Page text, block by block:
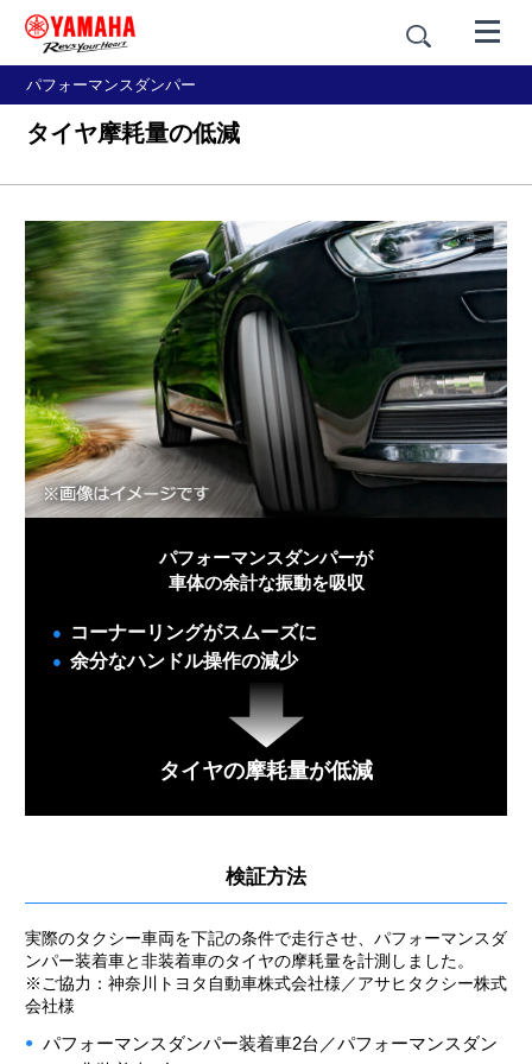
パフォーマンスダンパー
タイヤ摩耗量の低減
パフォーマンスダンパーが
車体の余計な振動を吸収
コーナーリングがスムーズに
余分なハンドル操作の減少
タイヤの摩耗量が低減
検証方法
実際のタクシー車両を下記の条件で走行させ、パフォーマンスダ
ンパー装着車と非装着車のタイヤの摩耗量を計測しました。
※ご協力：神奈川トヨタ自動車株式会社様／アサヒタクシー株式
会社様
パフォーマンスダンパー装着車2台／パフォーマンスダン